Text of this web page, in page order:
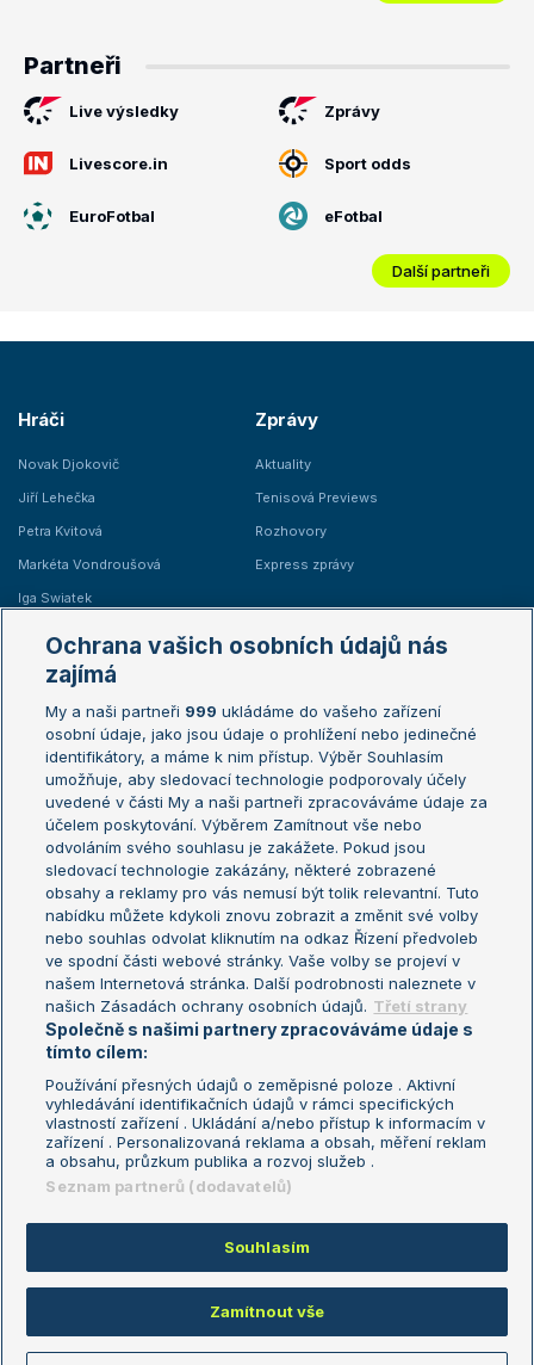
Partneři
Live výsledky Zprávy
Livescore.in Sport odds
EuroFotbal eFotbal
Další partneři
Hráči
Novak Djokovič
Jiří Lehečka
Petra Kvitová
Markéta Vondroušová
Iga Swiatek
Zprávy
Aktuality
Tenisová Previews
Rozhovory
Express zprávy
Žebříčky
Žebříček ATP (muži)
Žebříček WTA (ženy)
Sázkařský žebříček
Australian Open
French Open
Wimbledon
US Open
Turnaj mistrů
Turnaj mistryň
Aktualní trendy
Fotbalové přestupy
Livesport Daily
LS Prague Open
Podmínky užití
Nastavení soukromí
GDPR a žurnalistika
Reklama
Kontakt
Informace o zpracování osobních
údajů
Copyright © 2008-2026 TenisPortal.cz. Využíváme zpravodajství ČTK.
Ochrana vašich osobních údajů nás
zajímá
My a naši partneři 999 ukládáme do vašeho zařízení
osobní údaje, jako jsou údaje o prohlížení nebo jedinečné
identifikátory, a máme k nim přístup. Výběr Souhlasím
umožňuje, aby sledovací technologie podporovaly účely
uvedené v části My a naši partneři zpracováváme údaje za
účelem poskytování. Výběrem Zamítnout vše nebo
odvoláním svého souhlasu je zakážete. Pokud jsou
sledovací technologie zakázány, některé zobrazené
obsahy a reklamy pro vás nemusí být tolik relevantní. Tuto
nabídku můžete kdykoli znovu zobrazit a změnit své volby
nebo souhlas odvolat kliknutím na odkaz Řízení předvoleb
ve spodní části webové stránky. Vaše volby se projeví v
našem Internetová stránka. Další podrobnosti naleznete v
našich Zásadách ochrany osobních údajů. Třetí strany
Společně s našimi partnery zpracováváme údaje s
tímto cílem:
Používání přesných údajů o zeměpisné poloze . Aktivní
vyhledávání identifikačních údajů v rámci specifických
vlastností zařízení . Ukládání a/nebo přístup k informacím v
zařízení . Personalizovaná reklama a obsah, měření reklam
a obsahu, průzkum publika a rozvoj služeb .
Seznam partnerů (dodavatelů)
Souhlasím
Zamítnout vše